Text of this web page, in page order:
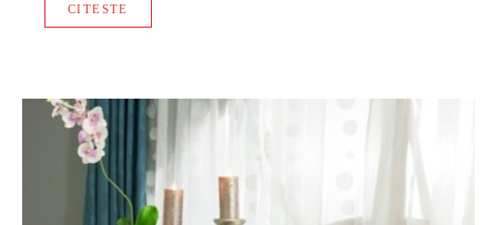
CITESTE